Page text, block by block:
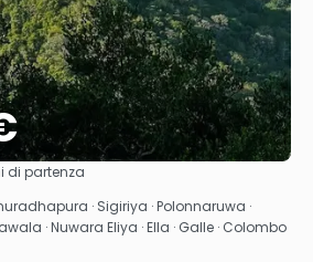
Vedere
di partenza
· Sigiriya · Polonnaruwa ·
· Nuwara Eliya · Ella · Galle · Colombo